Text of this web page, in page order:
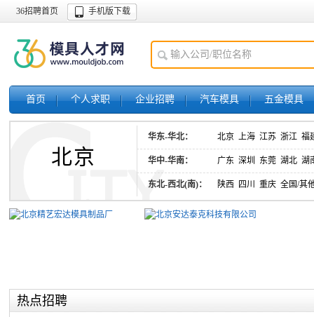
36招聘首页 手机版下载
首页 个人求职 企业招聘 汽车模具 五金模具
北京
华东-华北： 北京 上海 江苏 浙江 福
华中-华南： 广东 深圳 东莞 湖北 湖
东北-西北(南)： 陕西 四川 重庆 全国/其
热点招聘